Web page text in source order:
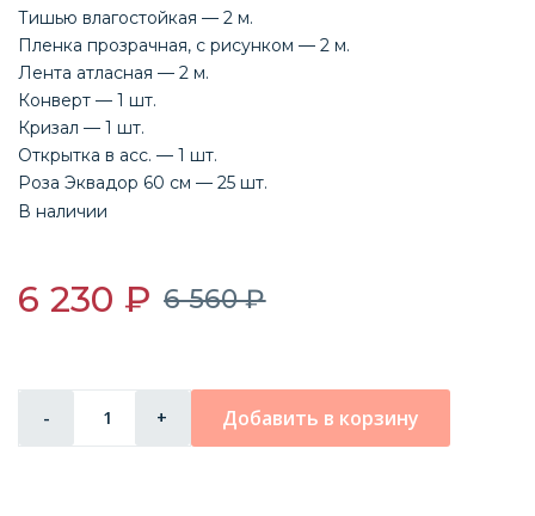
Тишью влагостойкая — 2 м.
Пленка прозрачная, с рисунком — 2 м.
Лента атласная — 2 м.
Конверт — 1 шт.
Кризал — 1 шт.
Открытка в асс. — 1 шт.
Роза Эквадор 60 см — 25 шт.
В наличии
6 230 ₽ 6 560 ₽
- + Добавить в корзину